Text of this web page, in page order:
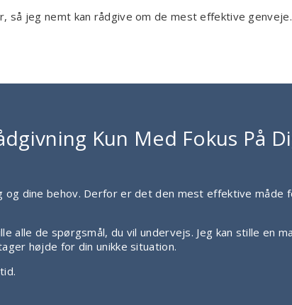
jeg nemt kan rådgive om de mest effektive genveje.
Kun Med Fokus På
dine behov. Derfor er det den mest effektive måde
alle de spørgsmål, du vil undervejs. Jeg kan stille en
højde for din unikke situation.